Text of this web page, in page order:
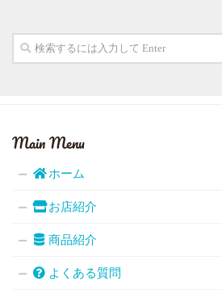
Main Menu
ホーム
お店紹介
商品紹介
よくある質問